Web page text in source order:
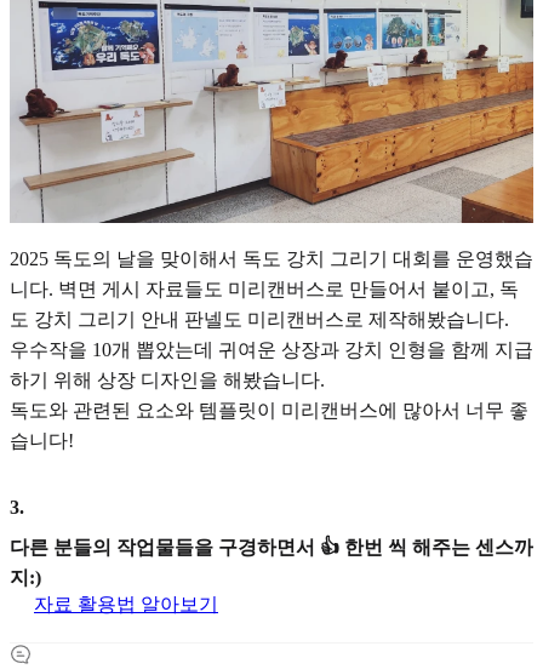
2025 독도의 날을 맞이해서 독도 강치 그리기 대회를 운영했습
니다. 벽면 게시 자료들도 미리캔버스로 만들어서 붙이고, 독
도 강치 그리기 안내 판넬도 미리캔버스로 제작해봤습니다.
우수작을 10개 뽑았는데 귀여운 상장과 강치 인형을 함께 지급
하기 위해 상장 디자인을 해봤습니다.
독도와 관련된 요소와 템플릿이 미리캔버스에 많아서 너무 좋
습니다!
3.
다른 분들의 작업물들을 구경하면서 👍 한번 씩 해주는 센스까
지:)
자료 활용법 알아보기